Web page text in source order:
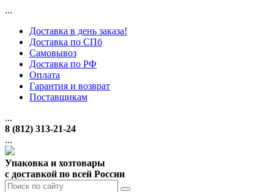
...
Доставка в день заказа!
Доставка по СПб
Самовывоз
Доставка по РФ
Оплата
Гарантия и возврат
Поставщикам
...
8 (812) 313-21-24
...
Упаковка и хозтовары
с доставкой по всей России